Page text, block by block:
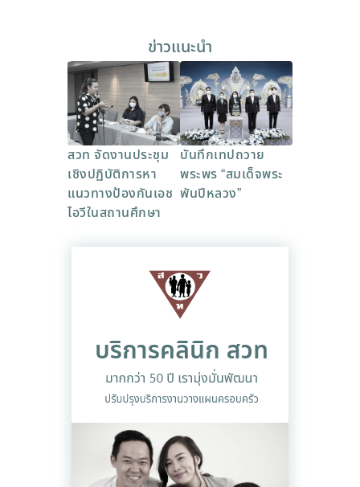
ข่าวแนะนำ
สวท จัดงานประชุม
เชิงปฏิบัติการหา
แนวทางป้องกันเอช
ไอวีในสถานศึกษา
บันทึกเทปถวาย
พระพร “สมเด็จพระ
พันปีหลวง”